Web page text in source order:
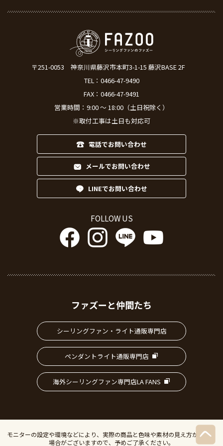
〒251-0053
神奈川県藤沢市本町3-1-15 藤沢BASE 2F
TEL： 0466-47-9490
FAX：0466-47-9491
営業時間：9:00 ～ 18:00（土日祝除く）
※取付工事は土日も対応可
電話でお問い合わせ
メールでお問い合わせ
LINEでお問い合わせ
FOLLOW US
ファズーと仲間たち
シーリングファン・ライト通販専門店
ペンダントライト通販専門店
海外シーリングファン専門店LA FANS
モニターの設定や環境などにより、実際の商品と色味や素材の見え方が異なる
場合がございますので、予めご了承ください。